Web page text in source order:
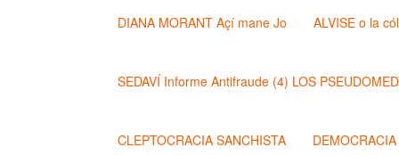
DIANA MORANT Açí mane Jo ALVISE o la
SEDAVÍ Informe Antifraude (4) LOS
CLEPTOCRACIA SANCHISTA